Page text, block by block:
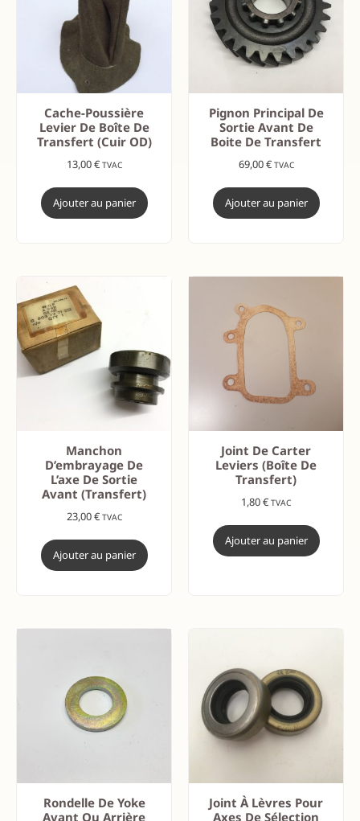
Cache-Poussière
Levier De Boîte De
Transfert (Cuir OD)
13,00€ TVAC
Ajouter au panier
Pignon Principal De
Sortie Avant De
Boite De Transfert
69,00€ TVAC
Ajouter au panier
Manchon
D’embrayage De
L’axe De Sortie
Avant (transfert)
23,00€ TVAC
Ajouter au panier
Joint De Carter
Leviers (boîte De
Transfert)
1,80€ TVAC
Ajouter au panier
Rondelle De Yoke
Avant Ou Arrière
Joint À Lèvres Pour
Axes De Sélection